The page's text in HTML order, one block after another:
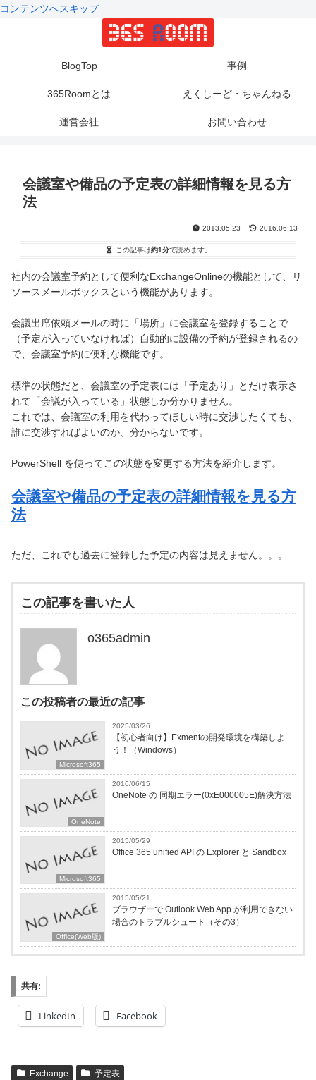
コンテンツへスキップ
BlogTop 事例
365Roomとは えくしーど・ちゃんねる
運営会社 お問い合わせ
会議室や備品の予定表の詳細情報を見る方
法
2013.05.23 2016.06.13
この記事は約1分で読めます。
社内の会議室予約として便利なExchangeOnlineの機能として、リ
ソースメールボックスという機能があります。
会議出席依頼メールの時に「場所」に会議室を登録することで
（予定が入っていなければ）自動的に設備の予約が登録されるの
で、会議室予約に便利な機能です。
標準の状態だと、会議室の予定表には「予定あり」とだけ表示さ
れて「会議が入っている」状態しか分かりません。
これでは、会議室の利用を代わってほしい時に交渉したくても、
誰に交渉すればよいのか、分からないです。
PowerShell を使ってこの状態を変更する方法を紹介します。
会議室や備品の予定表の詳細情報を見る方
法
ただ、これでも過去に登録した予定の内容は見えません。。。
この記事を書いた人
o365admin
この投稿者の最近の記事
Microsoft365
2025/03/26
【初心者向け】Exmentの開発環境を構築しよ
う！（Windows）
OneNote
2016/06/15
OneNote の 同期エラー(0xE000005E)解決方法
Microsoft365
2015/05/29
Office 365 unified API の Explorer と Sandbox
Office(Web版)
2015/05/21
ブラウザーで Outlook Web App が利用できない
場合のトラブルシュート（その3）
共有:
LinkedIn Facebook
Exchange 予定表